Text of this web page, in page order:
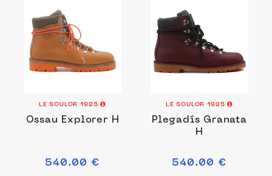
LE SOULOR 1925
Ossau Explorer H
540.00 €
LE SOULOR 1925
Plegadís Granata
H
540.00 €